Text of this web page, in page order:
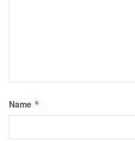
Name *